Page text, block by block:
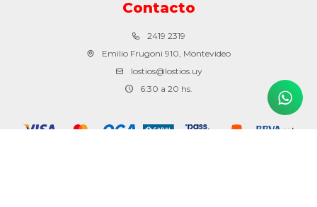
Contacto
2419 2319
Emilio Frugoni 910, Montevideo
lostios@lostios.uy
6:30 a 20 hs.